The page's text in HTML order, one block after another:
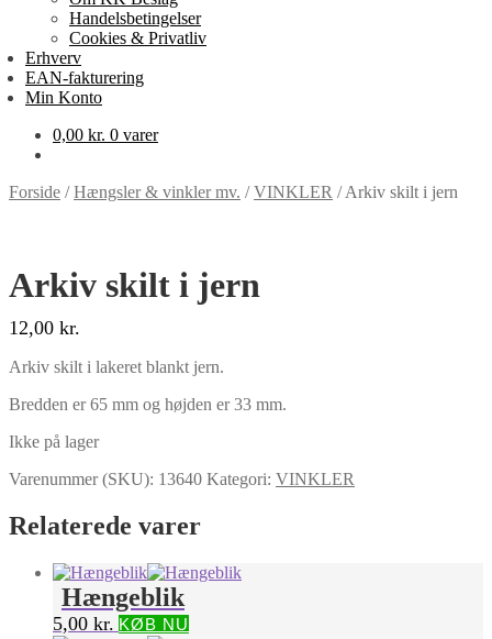
Handelsbetingelser
Cookies & Privatliv
Erhverv
EAN-fakturering
Min Konto
0,00 kr. 0 varer
Forside /Hængsler & vinkler mv. /VINKLER /Arkiv skilt i jern
Arkiv skilt i jern
12,00 kr.
Arkiv skilt i lakeret blankt jern.
Bredden er 65 mm og højden er 33 mm.
Ikke på lager
Varenummer (SKU): 13640 Kategori: VINKLER
Relaterede varer
Hængeblik
5,00 kr. KØB NU